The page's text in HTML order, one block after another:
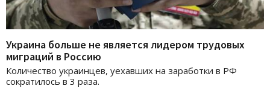
Украина больше не является лидером трудовых
миграций в Россию
Количество украинцев, уехавших на заработки в РФ
сократилось в 3 раза.